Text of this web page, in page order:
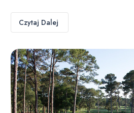
Czytaj Dalej